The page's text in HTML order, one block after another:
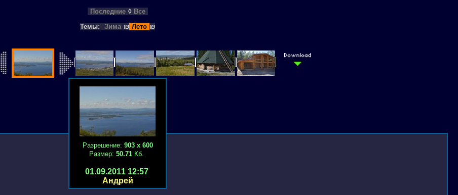
Последние ◊ Все
Темы:
Зима ₪ Лето ₪
Разрешение: 903 х 600
Размер: 50.71 Кб.
01.09.2011 12:57
Андрей